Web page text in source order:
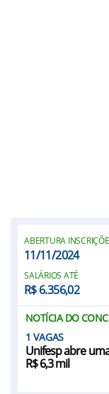
ABERTURA
11/11/2024
SALÁRIOS ATÉ
R$ 6.356,02
NOTÍCIA DO
1
Unifesp abre
R$ 6,3 mil